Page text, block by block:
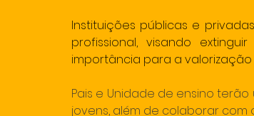
Instituições públicas e
profissional, visando
importância para a
Pais e Unidade de ensino
jovens, além de colaborar com